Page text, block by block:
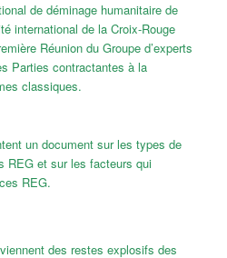
de déminage humanitaire de
international de la Croix-Rouge
Réunion du Groupe d’experts
Parties contractantes à la
classiques.
un document sur les types de
REG et sur les facteurs qui
REG.
des restes explosifs des